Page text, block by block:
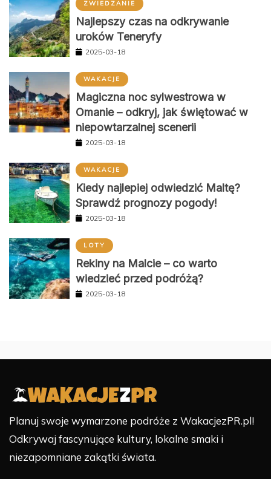
ZWIEDZANIE
Najlepszy czas na odkrywanie
uroków Teneryfy
2025-03-18
WAKACJE
Magiczna noc sylwestrowa w
Omanie – odkryj, jak świętować w
niepowtarzalnej scenerii
2025-03-18
WAKACJE
Kiedy najlepiej odwiedzić Maltę?
Sprawdź prognozy pogody!
2025-03-18
LOTY
Rekiny na Malcie – co warto
wiedzieć przed podróżą?
2025-03-18
Planuj swoje wymarzone podróże z WakacjezPR.pl!
Odkrywaj fascynujące kultury, lokalne smaki i
niezapomniane zakątki świata.